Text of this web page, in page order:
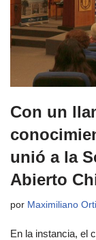
Con un
unió a la
Abierto
por Maximiliano
En la instancia, el